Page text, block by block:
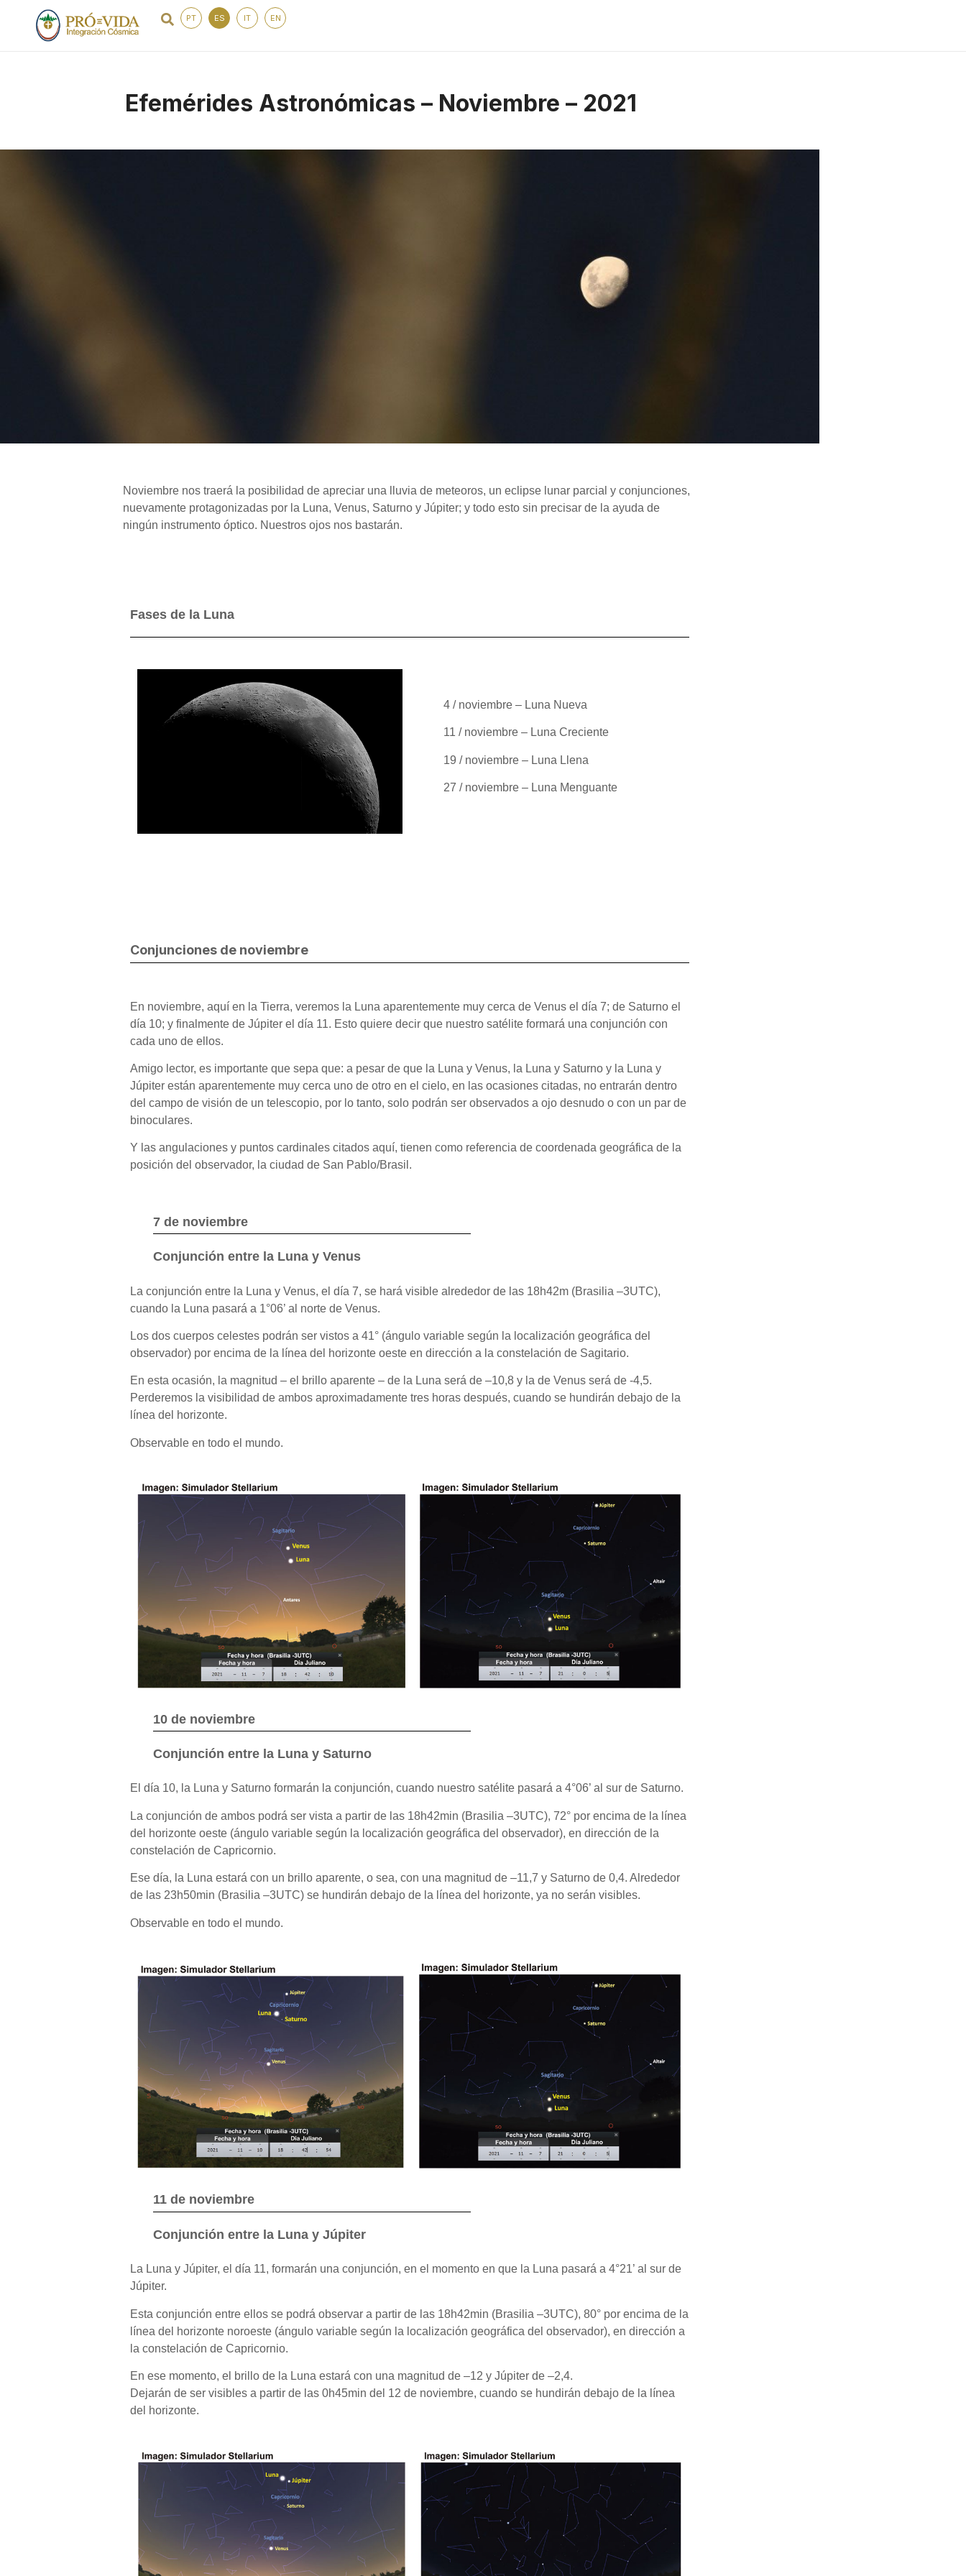
PT ES IT EN
Efemérides Astronómicas – Noviembre – 2021
Noviembre nos traerá la posibilidad de apreciar una lluvia de meteoros, un eclipse lunar parcial y conjunciones,
nuevamente protagonizadas por la Luna, Venus, Saturno y Júpiter; y todo esto sin precisar de la ayuda de
ningún instrumento óptico. Nuestros ojos nos bastarán.
Fases de la Luna
4 / noviembre – Luna Nueva
11 / noviembre – Luna Creciente
19 / noviembre – Luna Llena
27 / noviembre – Luna Menguante
Conjunciones de noviembre
En noviembre, aquí en la Tierra, veremos la Luna aparentemente muy cerca de Venus el día 7; de Saturno el
día 10; y finalmente de Júpiter el día 11. Esto quiere decir que nuestro satélite formará una conjunción con
cada uno de ellos.
Amigo lector, es importante que sepa que: a pesar de que la Luna y Venus, la Luna y Saturno y la Luna y
Júpiter están aparentemente muy cerca uno de otro en el cielo, en las ocasiones citadas, no entrarán dentro
del campo de visión de un telescopio, por lo tanto, solo podrán ser observados a ojo desnudo o con un par de
binoculares.
Y las angulaciones y puntos cardinales citados aquí, tienen como referencia de coordenada geográfica de la
posición del observador, la ciudad de San Pablo/Brasil.
7 de noviembre
Conjunción entre la Luna y Venus
La conjunción entre la Luna y Venus, el día 7, se hará visible alrededor de las 18h42m (Brasilia –3UTC),
cuando la Luna pasará a 1°06’ al norte de Venus.
Los dos cuerpos celestes podrán ser vistos a 41° (ángulo variable según la localización geográfica del
observador) por encima de la línea del horizonte oeste en dirección a la constelación de Sagitario.
En esta ocasión, la magnitud – el brillo aparente – de la Luna será de –10,8 y la de Venus será de -4,5.
Perderemos la visibilidad de ambos aproximadamente tres horas después, cuando se hundirán debajo de la
línea del horizonte.
Observable en todo el mundo.
10 de noviembre
Conjunción entre la Luna y Saturno
El día 10, la Luna y Saturno formarán la conjunción, cuando nuestro satélite pasará a 4°06’ al sur de Saturno.
La conjunción de ambos podrá ser vista a partir de las 18h42min (Brasilia –3UTC), 72° por encima de la línea
del horizonte oeste (ángulo variable según la localización geográfica del observador), en dirección de la
constelación de Capricornio.
Ese día, la Luna estará con un brillo aparente, o sea, con una magnitud de –11,7 y Saturno de 0,4. Alrededor
de las 23h50min (Brasilia –3UTC) se hundirán debajo de la línea del horizonte, ya no serán visibles.
Observable en todo el mundo.
11 de noviembre
Conjunción entre la Luna y Júpiter
La Luna y Júpiter, el día 11, formarán una conjunción, en el momento en que la Luna pasará a 4°21’ al sur de
Júpiter.
Esta conjunción entre ellos se podrá observar a partir de las 18h42min (Brasilia –3UTC), 80° por encima de la
línea del horizonte noroeste (ángulo variable según la localización geográfica del observador), en dirección a
la constelación de Capricornio.
En ese momento, el brillo de la Luna estará con una magnitud de –12 y Júpiter de –2,4.
Dejarán de ser visibles a partir de las 0h45min del 12 de noviembre, cuando se hundirán debajo de la línea
del horizonte.